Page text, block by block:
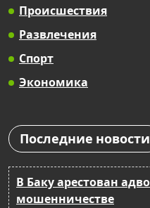
Происшествия
Развлечения
Спорт
Экономика
Последние новости
В Баку арестован
мошенничестве